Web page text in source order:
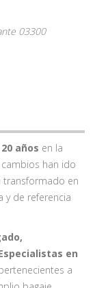
03300
años en la
han ido
transformado en
y de referencia
en
a